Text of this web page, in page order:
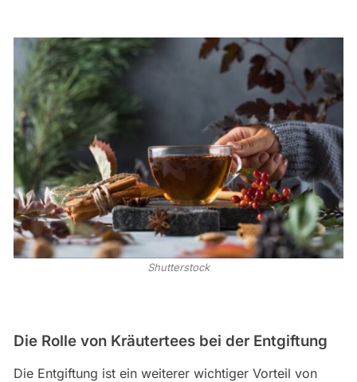
Shutterstock
Die Rolle von Kräutertees bei der Entgiftung
Die Entgiftung ist ein weiterer wichtiger Vorteil von